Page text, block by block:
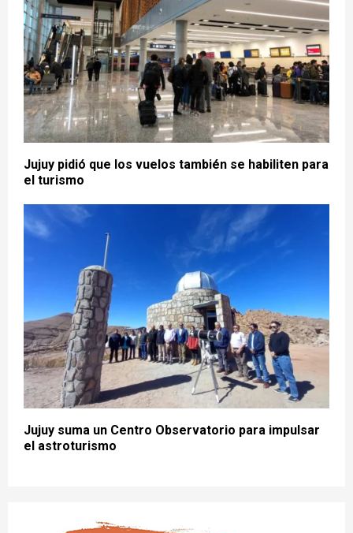
Jujuy pidió que los vuelos también se habiliten para
el turismo
Jujuy suma un Centro Observatorio para impulsar
el astroturismo